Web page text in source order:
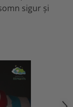
sigur și